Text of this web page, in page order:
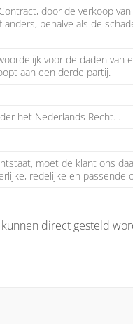
door de verkoop
behalve als de
voor de daden van
aan een derde partij.
het Nederlands Recht. .
moet de klant ons
redelijke en passende
direct gesteld